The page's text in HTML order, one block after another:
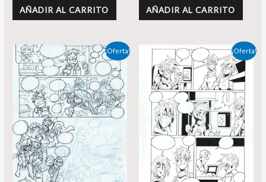
AÑADIR AL CARRITO AÑADIR AL CARRITO
¡Oferta!
precio
original
era:
195,00 €.
El
precio
actual
es:
180,00 €.
¡Oferta!
El
precio
original
era:
150,00 €.
El
precio
actual
es:
145,00 €.